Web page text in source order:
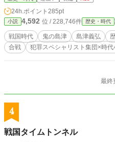
死闘「木崎原の戦い
弘。 そして九州最強
戦い」。 圧倒的不利
笑う。 「斬りがいが
く鬼島津。 その背中
24h.ポイント 285pt
小説 4,592 位 / 228,746件 歴史・時代
戦国時代 鬼の島津 島津義弘
合戦
犯罪スペシャリスト集団×時代
最終
4
戦国タイムトンネル